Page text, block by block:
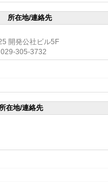
所在地/連絡先
開発公社ビル5F
305-3732
所在地/連絡先